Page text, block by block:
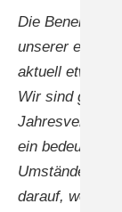
Die Benelux-
unserer
aktuell etwas
Wir sind
Jahresverlauf
ein
Umstände
darauf,